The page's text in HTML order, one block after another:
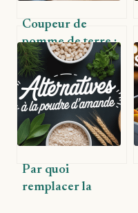
Coupeur de
pomme de terre :
votre allié pour
des préparations
rapides et
uniformes
Par quoi
remplacer la